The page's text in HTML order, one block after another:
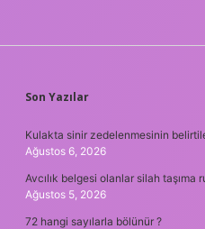
SIDEBAR
Son Yazılar
Kulakta sinir zedelenmesinin
Ağustos 6, 2026
Avcılık belgesi olanlar silah taşıma
Ağustos 5, 2026
72 hangi sayılarla bölünür ?